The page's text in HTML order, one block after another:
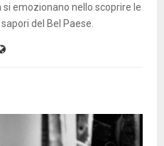
emozionano nello scoprire le
del Bel Paese.